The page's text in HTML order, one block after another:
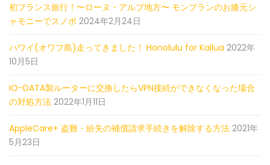
初フランス旅行！〜ローヌ・アルプ地方〜 モンブランのお膝元シ
ャモニーでスノボ 2024年2月24日
ハワイ(オワフ島)走ってきました！ Honolulu for Kailua 2022年
10月5日
IO-DATA製ルーターに交換したらVPN接続ができなくなった場合
の対処方法 2022年1月11日
AppleCare+ 盗難・紛失の補償請求手続きを解除する方法 2021年
5月23日